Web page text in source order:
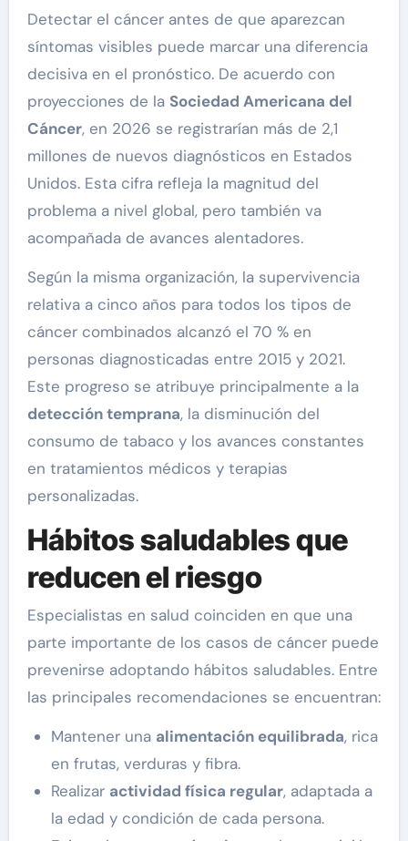
Detectar el cáncer antes de que aparezcan
síntomas visibles puede marcar una diferencia
decisiva en el pronóstico. De acuerdo con
proyecciones de la Sociedad Americana del
Cáncer, en 2026 se registrarían más de 2,1
millones de nuevos diagnósticos en Estados
Unidos. Esta cifra refleja la magnitud del
problema a nivel global, pero también va
acompañada de avances alentadores.
Según la misma organización, la supervivencia
relativa a cinco años para todos los tipos de
cáncer combinados alcanzó el 70 % en
personas diagnosticadas entre 2015 y 2021.
Este progreso se atribuye principalmente a la
detección temprana, la disminución del
consumo de tabaco y los avances constantes
en tratamientos médicos y terapias
personalizadas.
Hábitos saludables que
reducen el riesgo
Especialistas en salud coinciden en que una
parte importante de los casos de cáncer puede
prevenirse adoptando hábitos saludables. Entre
las principales recomendaciones se encuentran:
Mantener una alimentación equilibrada, rica
en frutas, verduras y fibra.
Realizar actividad física regular, adaptada a
la edad y condición de cada persona.